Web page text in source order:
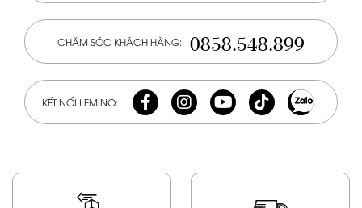
CHĂM SÓC KHÁCH HÀNG: 0858.548.899
KẾT NỐI LEMINO: